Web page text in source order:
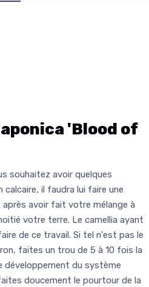
'Blood of
souhaitez avoir quelques
calcaire, il faudra lui faire une
avoir fait votre mélange à
votre terre. Le camellia ayant
de ce travail. Si tel n'est pas le
faites un trou de 5 à 10 fois la
développement du système
doucement le pourtour de la